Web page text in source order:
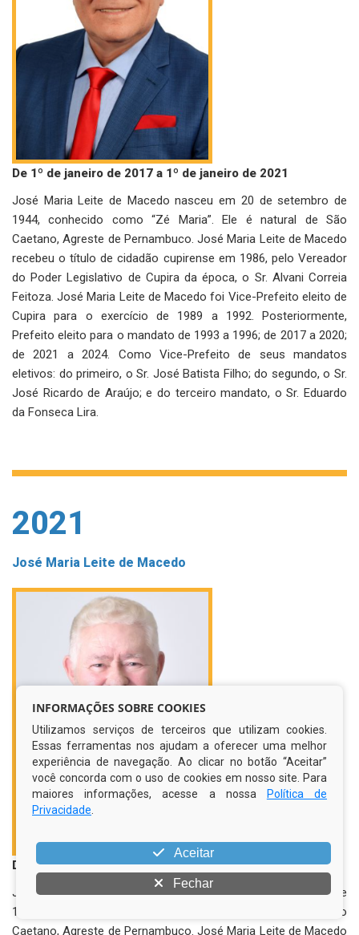
De 1º de janeiro de 2017 a 1º de janeiro de 2021
José Maria Leite de Macedo nasceu em 20 de setembro de
1944, conhecido como “Zé Maria”. Ele é natural de São
Caetano, Agreste de Pernambuco. José Maria Leite de Macedo
recebeu o título de cidadão cupirense em 1986, pelo Vereador
do Poder Legislativo de Cupira da época, o Sr. Alvani Correia
Feitoza. José Maria Leite de Macedo foi Vice-Prefeito eleito de
Cupira para o exercício de 1989 a 1992. Posteriormente,
Prefeito eleito para o mandato de 1993 a 1996; de 2017 a 2020;
de 2021 a 2024. Como Vice-Prefeito de seus mandatos
eletivos: do primeiro, o Sr. José Batista Filho; do segundo, o Sr.
José Ricardo de Araújo; e do terceiro mandato, o Sr. Eduardo
da Fonseca Lira.
2021
José Maria Leite de Macedo
De 1º de janeiro de 2021 a 1º de janeiro de 2025
José Maria Leite de Macedo nasceu em 20 de setembro de
1944, conhecido como “Zé Maria”. Ele é natural de São
Caetano, Agreste de Pernambuco. José Maria Leite de Macedo
INFORMAÇÕES SOBRE COOKIES
Utilizamos serviços de terceiros que utilizam cookies.
Essas ferramentas nos ajudam a oferecer uma melhor
experiência de navegação. Ao clicar no botão “Aceitar”
você concorda com o uso de cookies em nosso site. Para
maiores informações, acesse a nossa
Política de
Privacidade
Aceitar
Fechar